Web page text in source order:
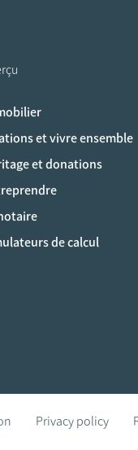
et vivre ensemble
et donations
de calcul
Privacy policy